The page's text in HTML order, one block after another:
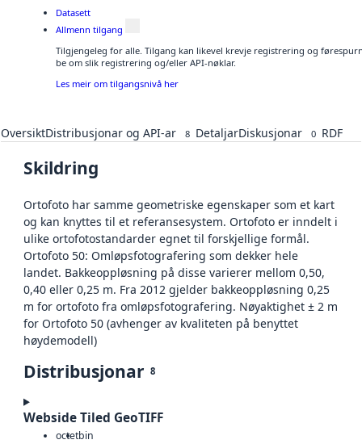
Datasett
Allmenn tilgang
Tilgjengeleg for alle. Tilgang kan likevel krevje registrering og
be om slik registrering og/eller API-nøklar.
Les meir om tilgangsnivå her
OversiktDistribusjonar og API-ar 8 DetaljarDiskusjonar 0 RDF
Skildring
Ortofoto har samme geometriske egenskaper som et kart
og kan knyttes til et referansesystem. Ortofoto er inndelt i
ulike ortofotostandarder egnet til forskjellige formål.
Ortofoto 50: Omløpsfotografering som dekker hele
landet. Bakkeoppløsning på disse varierer mellom 0,50,
0,40 eller 0,25 m. Fra 2012 gjelder bakkeoppløsning 0,25
m for ortofoto fra omløpsfotografering. Nøyaktighet ± 2 m
for Ortofoto 50 (avhenger av kvaliteten på benyttet
høydemodell)
Distribusjonar 8
Webside Tiled GeoTIFF
octetbin